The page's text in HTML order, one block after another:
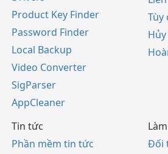
Product Key Finder
Password Finder
Local Backup
Video Converter
SigParser
AppCleaner
Tùy
Tin tức
Phần mềm tin tức
Đối